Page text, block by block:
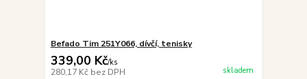
Befado Tim 251Y066, dívčí, tenisky
339,00 Kč/ks
280,17 Kč bez DPH skladem